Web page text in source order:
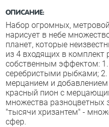
ОПИСАНИЕ:
Набор огромных,
нарисует в небе
планет, которые
из 4 входящих в комплект
собственным эффектом:
серебристыми рыбками; 2.
мерцанием и
красный пион с
множества разноцветных
"тысячи хризантем" -
сфер.